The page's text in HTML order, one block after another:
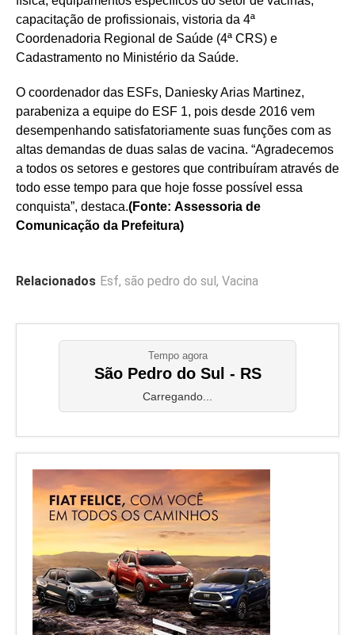
capacitação de profissionais, vistoria da 4ª
Coordenadoria Regional de Saúde (4ª CRS) e
Cadastramento no Ministério da Saúde.
O coordenador das ESFs, Daniesky Arias Martinez,
parabeniza a equipe do ESF 1, pois desde 2016 vem
desempenhando satisfatoriamente suas funções com as
altas demandas de duas salas de vacina. “Agradecemos
a todos os setores e gestores que contribuíram através de
todo esse tempo para que hoje fosse possível essa
conquista”, destaca.(Fonte: Assessoria de
Comunicação da Prefeitura)
Relacionados Esf, são pedro do sul, Vacina
Tempo agora
São Pedro do Sul - RS
Carregando...